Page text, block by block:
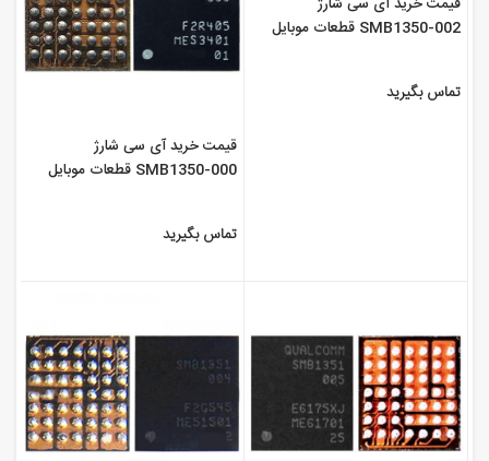
SMB1350-002 قطعات موبایل
تماس بگیرید
قیمت خرید آی سی شارژ
SMB1350-000 قطعات موبایل
تماس بگیرید